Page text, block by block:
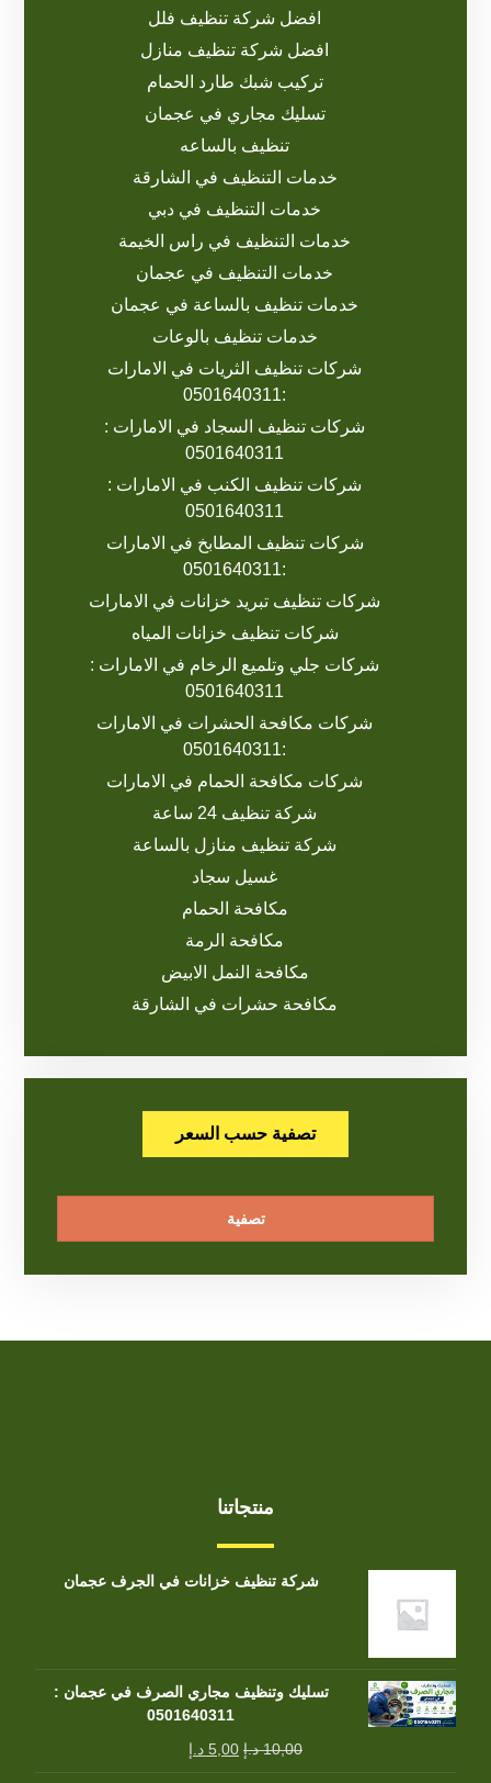
افضل شركة تنظيف فلل
افضل شركة تنظيف منازل
تركيب شبك طارد الحمام
تسليك مجاري في عجمان
تنظيف بالساعه
خدمات التنظيف في الشارقة
خدمات التنظيف في دبي
خدمات التنظيف في راس الخيمة
خدمات التنظيف في عجمان
خدمات تنظيف بالساعة في عجمان
خدمات تنظيف بالوعات
شركات تنظيف الثريات في الامارات
:0501640311
شركات تنظيف السجاد في الامارات :
0501640311
شركات تنظيف الكنب في الامارات :
0501640311
شركات تنظيف المطابخ في الامارات
:0501640311
شركات تنظيف تبريد خزانات في الامارات
شركات تنظيف خزانات المياه
شركات جلي وتلميع الرخام في الامارات :
0501640311
شركات مكافحة الحشرات في الامارات
:0501640311
شركات مكافحة الحمام في الامارات
شركة تنظيف 24 ساعة
شركة تنظيف منازل بالساعة
غسيل سجاد
مكافحة الحمام
مكافحة الرمة
مكافحة النمل الابيض
مكافحة حشرات في الشارقة
تصفية حسب السعر
تصفية
منتجاتنا
شركة تنظيف خزانات في الجرف عجمان
تسليك وتنظيف مجاري الصرف في عجمان :
0501640311
10,00 د.إ 5,00 د.إ